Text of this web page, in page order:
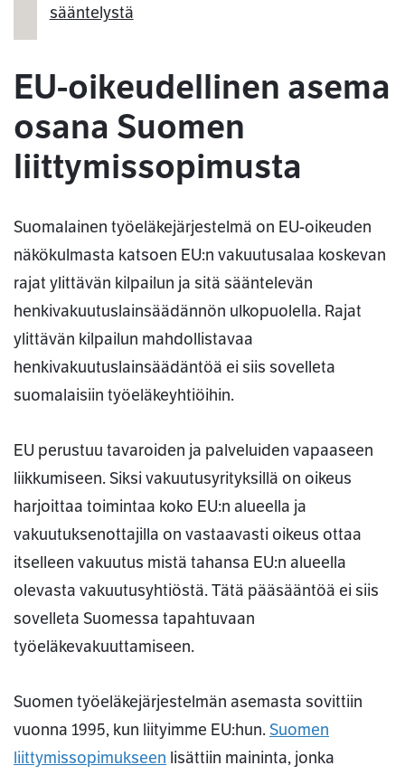
sääntelystä
EU-oikeudellinen asema
osana Suomen
liittymissopimusta
Suomalainen työeläkejärjestelmä on EU-oikeuden
näkökulmasta katsoen EU:n vakuutusalaa koskevan
rajat ylittävän kilpailun ja sitä sääntelevän
henkivakuutuslainsäädännön ulkopuolella. Rajat
ylittävän kilpailun mahdollistavaa
henkivakuutuslainsäädäntöä ei siis sovelleta
suomalaisiin työeläkeyhtiöihin.
EU perustuu tavaroiden ja palveluiden vapaaseen
liikkumiseen. Siksi vakuutusyrityksillä on oikeus
harjoittaa toimintaa koko EU:n alueella ja
vakuutuksenottajilla on vastaavasti oikeus ottaa
itselleen vakuutus mistä tahansa EU:n alueella
olevasta vakuutusyhtiöstä. Tätä pääsääntöä ei siis
sovelleta Suomessa tapahtuvaan
työeläkevakuuttamiseen.
Suomen työeläkejärjestelmän asemasta sovittiin
vuonna 1995, kun liityimme EU:hun. Suomen
liittymissopimukseen lisättiin maininta, jonka